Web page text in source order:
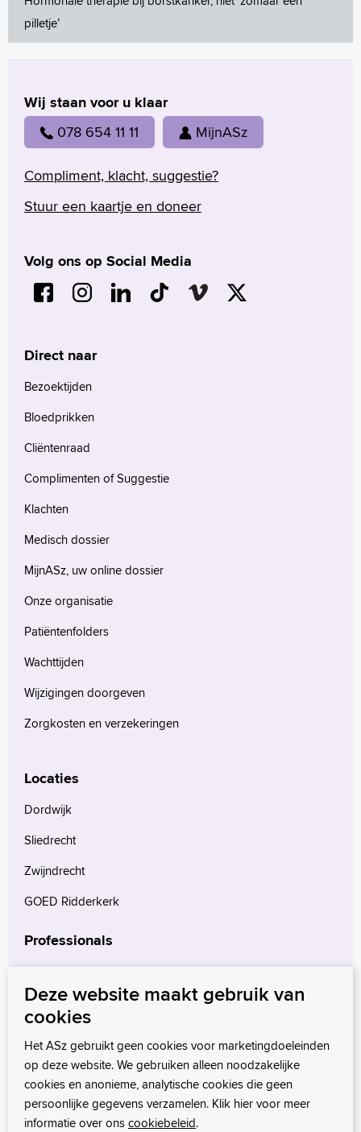
pilletje’
Wij staan voor u klaar
078 654 11 11 MijnASz
Compliment, klacht, suggestie?
Stuur een kaartje en doneer
Volg ons op Social Media
Direct naar
Bezoektijden
Bloedprikken
Cliëntenraad
Complimenten of Suggestie
Klachten
Medisch dossier
MijnASz, uw online dossier
Onze organisatie
Patiëntenfolders
Wachttijden
Wijzigingen doorgeven
Zorgkosten en verzekeringen
Locaties
Dordwijk
Sliedrecht
Zwijndrecht
GOED Ridderkerk
Professionals
Verwijzers
Wetenschappelijk onderzoek
Deze website maakt gebruik van
cookies
Het ASz gebruikt geen cookies voor marketingdoeleinden
op deze website. We gebruiken alleen noodzakelijke
cookies en anonieme, analytische cookies die geen
persoonlijke gegevens verzamelen. Klik hier voor meer
informatie over onscookiebeleid.